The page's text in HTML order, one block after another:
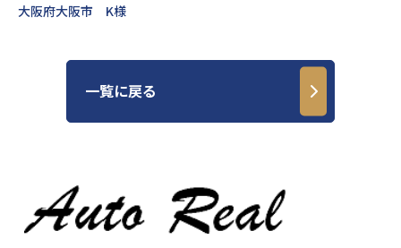
大阪府大阪市 K様
一覧に戻る